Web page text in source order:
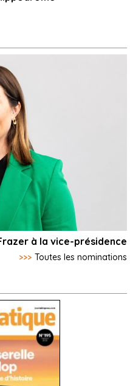
à la vice-présidence
>>> Toutes les nominations